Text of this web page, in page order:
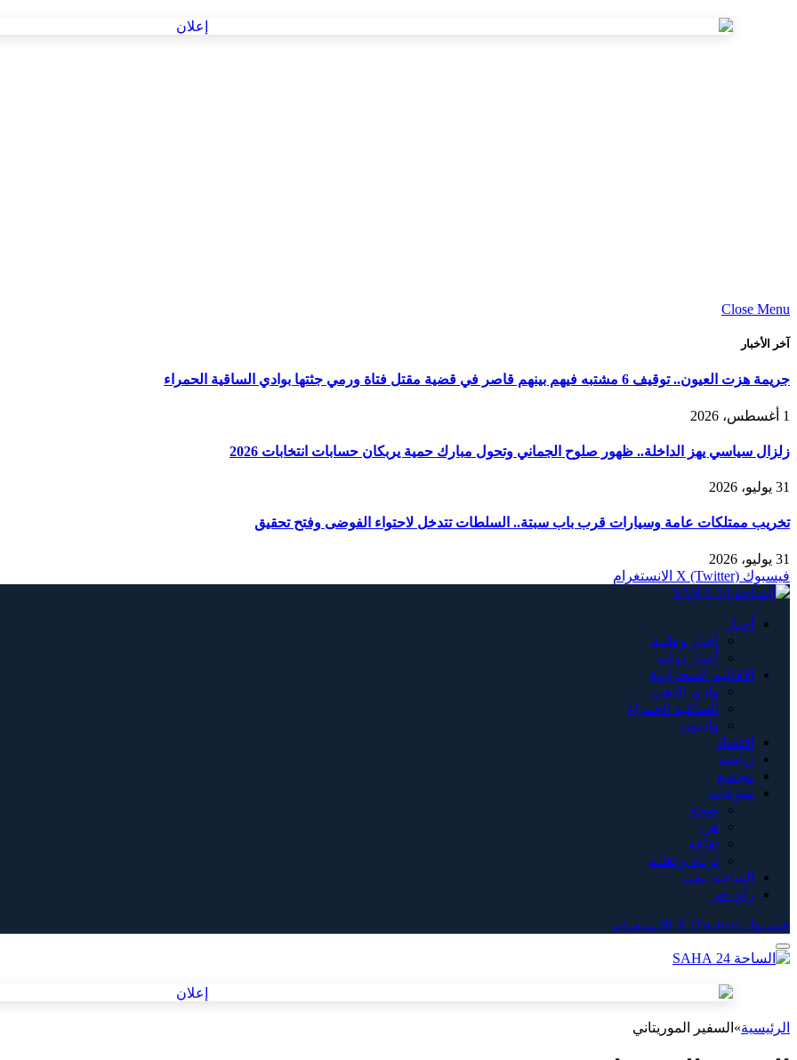
Close Menu
آخر الأخبار
جريمة هزت العيون.. توقيف 6 مشتبه فيهم بينهم قاصر في قضية مقتل فتاة ورمي جثتها بوادي الساقية الحمراء
1 أغسطس، 2026
زلزال سياسي يهز الداخلة.. ظهور صلوح الجماني وتحول مبارك حمية يربكان حسابات انتخابات 2026
31 يوليو، 2026
تخريب ممتلكات عامة وسيارات قرب باب سبتة.. السلطات تتدخل لاحتواء الفوضى وفتح تحقيق
31 يوليو، 2026
فيسبوك X (Twitter) الانستغرام
أخبار
أخبار وطنية
أخبار دولية
الاقاليم الصحراوية
وادي الذهب
الساقية الحمراء
وادنون
اقتصاد
رياضة
مجتمع
منوعات
صحة
فن
ثقافة
تربية و تعليم
الساحة تيفي
رأي حر
فيسبوك X (Twitter) الانستغرام
الرئيسية» السفير الموريتاني